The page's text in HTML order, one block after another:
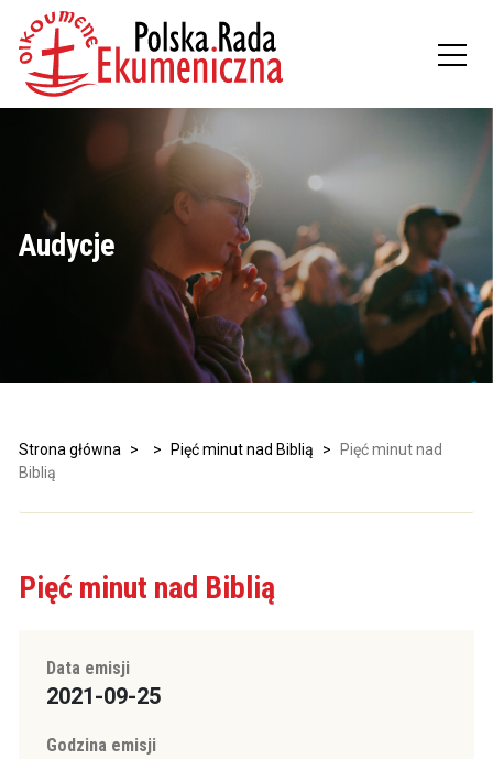
Audycje
Strona główna > > Pięć minut nad Biblią >
Pięć minut nad
Biblią
Pięć minut nad Biblią
Data emisji
2021-09-25
Godzina emisji